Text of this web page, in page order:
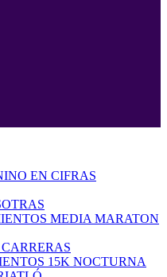
EN CIFRAS
MEDIA MARATON
15K NOCTURNA